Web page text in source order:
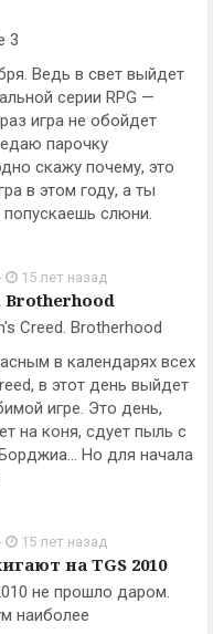
3
Ведь в свет выйдет
серии RPG —
игра не обойдет
парочку
скажу почему, это
в этом году, а ты
слюни.
15 лет назад
Brotherhood
Creed. Brotherhood
в календарях всех
в этот день выйдет
игре. Это день,
на коня, сдует пыль с
Но для начала
15 лет назад
на TGS 2010
не прошло даром.
наиболее